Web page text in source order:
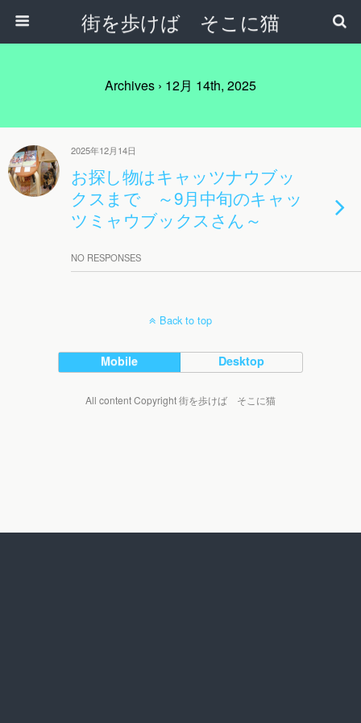
街を歩けば そこに猫
Archives › 12月 14th, 2025
2025年12月14日
お探し物はキャッツナウブッ
クスまで ～9月中旬のキャッ
ツミャウブックスさん～
NO RESPONSES
Back to top
Mobile Desktop
All content Copyright 街を歩けば そこに猫